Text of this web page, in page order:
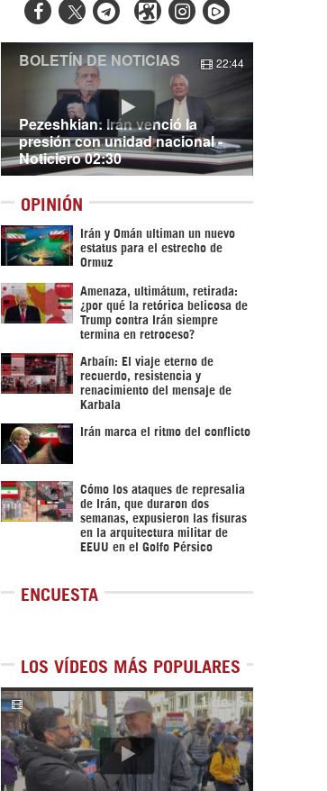
  
Pezeshkian: Irán venció la
presión con unidad nacional -
Noticiero 02:30
BOLETÍN DE NOTICIAS 22:44
OPINIÓN
Irán y Omán ultiman un nuevo
estatus para el estrecho de
Ormuz
Amenaza, ultimátum, retirada:
¿por qué la retórica belicosa de
Trump contra Irán siempre
termina en retroceso?
Arbaín: El viaje eterno de
recuerdo, resistencia y
renacimiento del mensaje de
Karbala
Irán marca el ritmo del conflicto
Cómo los ataques de represalia
de Irán, que duraron dos
semanas, expusieron las fisuras
en la arquitectura militar de
EEUU en el Golfo Pérsico
ENCUESTA
LOS VÍDEOS MÁS POPULARES
1de5